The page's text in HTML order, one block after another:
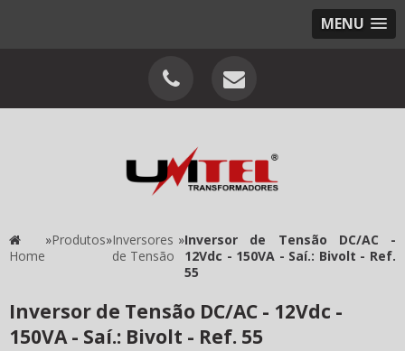
MENU
Home
»Produtos»Inversores
de Tensão
»Inversor de Tensão DC/AC -
12Vdc - 150VA - Saí.: Bivolt - Ref.
55
Inversor de Tensão DC/AC - 12Vdc -
150VA - Saí.: Bivolt - Ref. 55